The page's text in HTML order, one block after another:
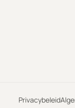
Privacybeleid